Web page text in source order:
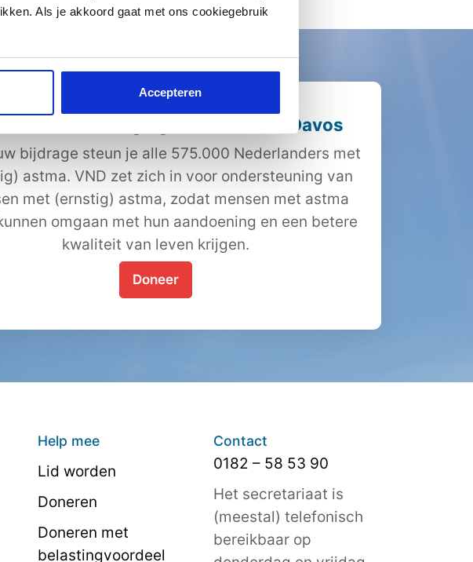
Als je akkoord gaat met ons cookiegebruik
Accepteren
astmaVereniging Nederland en Davos
bijdrage steun je alle 575.000 Nederlanders met
astma. VND zet zich in voor ondersteuning van
met (ernstig) astma, zodat mensen met astma
omgaan met hun aandoening en een betere
kwaliteit van leven krijgen.
Doneer
Help mee
Lid worden
Doneren
Doneren met
belastingvoordeel
Contact
0182 – 58 53 90
Het secretariaat is
(meestal) telefonisch
bereikbaar op